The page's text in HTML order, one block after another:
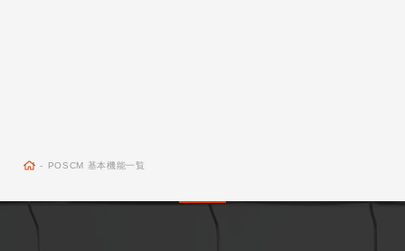
- POSCM 基本機能一覧